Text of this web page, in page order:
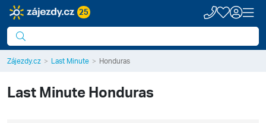
25
Zájezdy.cz Last Minute Honduras
Last MinuteHonduras